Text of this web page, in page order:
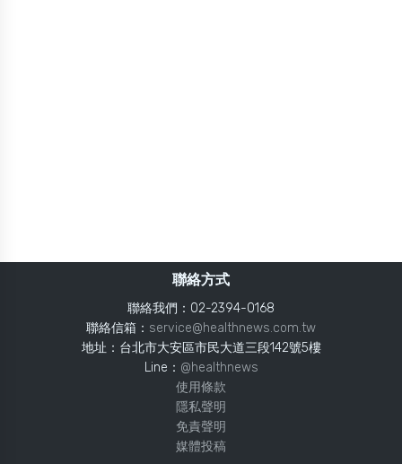
聯絡方式
聯絡我們：02-2394-0168
聯絡信箱： service@healthnews.com.tw
地址：台北市大安區市民大道三段142號5樓
Line： @healthnews
使用條款
隱私聲明
免責聲明
媒體投稿